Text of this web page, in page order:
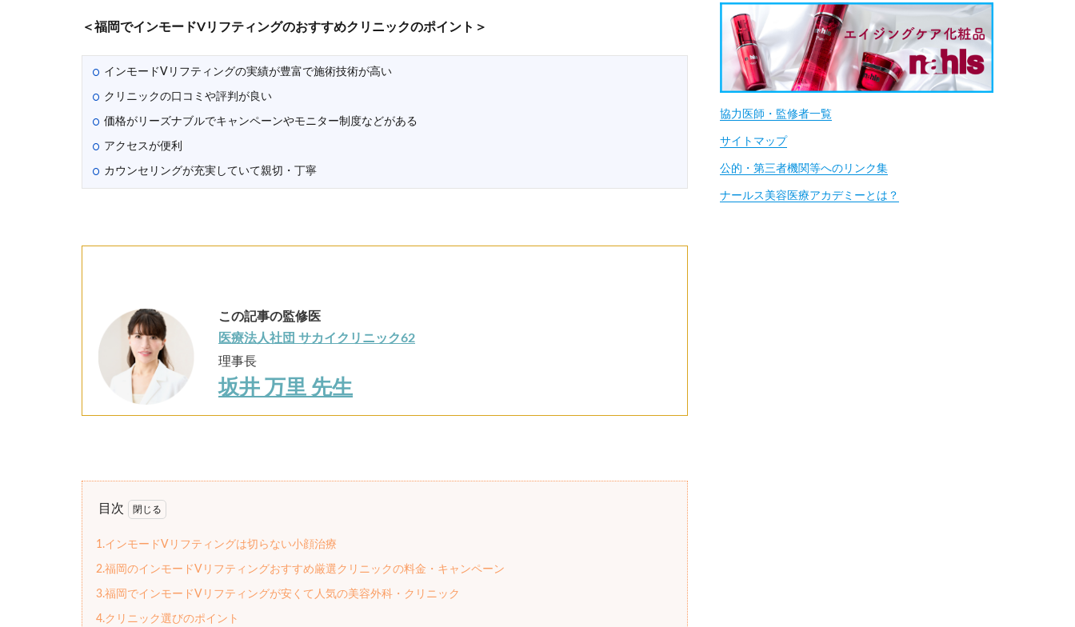
＜福岡でインモードVリフティングのおすすめクリニックのポイント＞
インモードVリフティングの実績が豊富で施術技術が高い
クリニックの口コミや評判が良い
価格がリーズナブルでキャンペーンやモニター制度などがある
アクセスが便利
カウンセリングが充実していて親切・丁寧
この記事の監修医
医療法人社団 サカイクリニック62
理事長
坂井 万里 先生
目次
1.インモードVリフティングは切らない小顔治療
2.福岡のインモードVリフティングおすすめ厳選クリニックの料金・キャンペーン
3.福岡でインモードVリフティングが安くて人気の美容外科・クリニック
4.クリニック選びのポイント
協力医師・監修者一覧
サイトマップ
公的・第三者機関等へのリンク集
ナールス美容医療アカデミーとは？